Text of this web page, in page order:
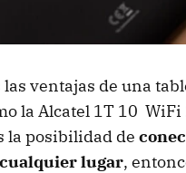
las ventajas de una
la Alcatel 1T 10 WiFi
la posibilidad de
lugar,